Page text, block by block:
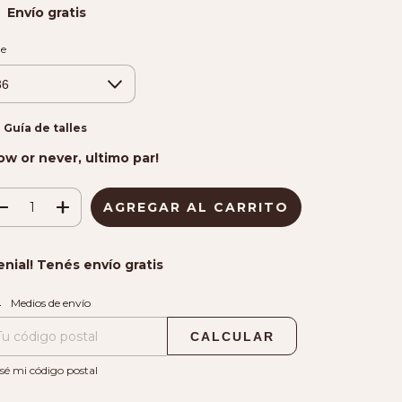
Envío gratis
Guía de talles
or never, ultimo par!
Tenés envío gratis
para el CP:
Medios de envío
CALCULAR
mi código postal